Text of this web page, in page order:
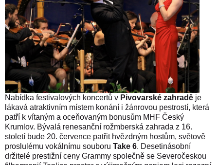
Nabídka festivalových koncertů v Pivovarské zahradě je
lákavá atraktivním místem konání i žánrovou pestrostí, která
patří k vítaným a oceňovaným bonusům MHF Český
Krumlov. Bývalá renesanční rožmberská zahrada z 16.
století bude 20. července patřit hvězdným hostům, světově
proslulému vokálnímu souboru Take 6. Desetinásobní
držitelé prestižní ceny Grammy společně se Severočeskou